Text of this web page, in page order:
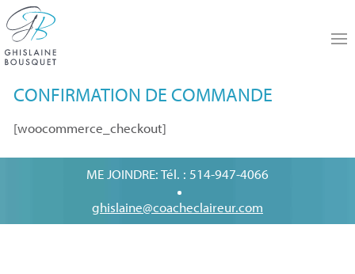
CONFIRMATION DE COMMANDE
[woocommerce_checkout]
ME JOINDRE: Tél. : 514-947-4066
ghislaine@coacheclaireur.com